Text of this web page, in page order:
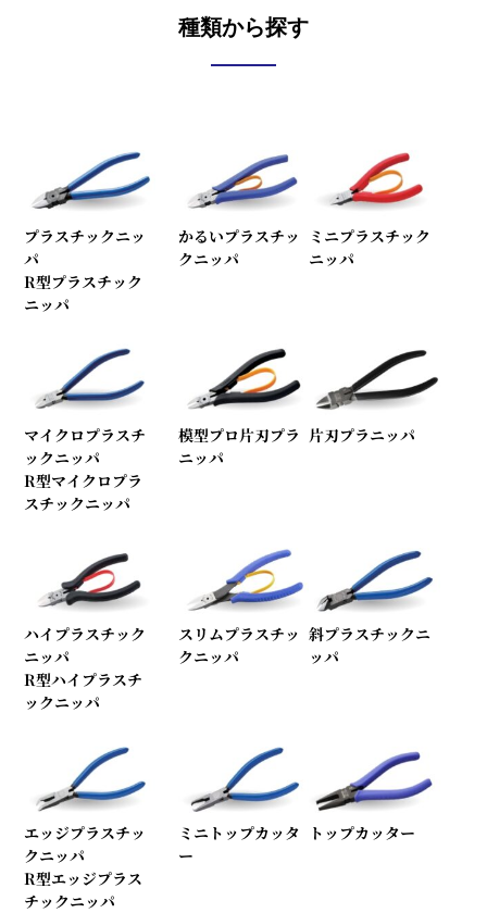
種類から探す
プラスチックニッ
パ
R型プラスチック
ニッパ
かるいプラスチッ
クニッパ
ミニプラスチック
ニッパ
マイクロプラスチ
ックニッパ
R型マイクロプラ
スチックニッパ
模型プロ片刃プラ
ニッパ
片刃プラニッパ
ハイプラスチック
ニッパ
R型ハイプラスチ
ックニッパ
スリムプラスチッ
クニッパ
斜プラスチックニ
ッパ
エッジプラスチッ
クニッパ
R型エッジプラス
チックニッパ
ミニトップカッタ
ー
トップカッター